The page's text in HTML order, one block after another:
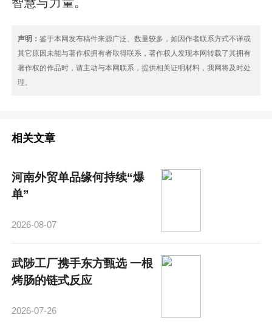
声明：鉴于本网发布稿件来源广泛、数量较多，如因作者联系方式不详或
其它原因未能与著作权拥有者取得联系，著作权人发现本网转载了其拥有
著作权的作品时，请主动与本网联系，提供相关证明材料，我网将及时处
理。
相关文章
河南外贸单品缘何持续“爆
单”
2026-08-07
武陟工厂携手东方甄选 一根
烤肠的链式反应
2026-07-26